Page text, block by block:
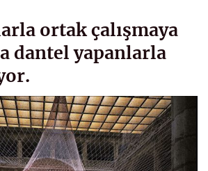
ortak çalışmaya
dantel yapanlarla